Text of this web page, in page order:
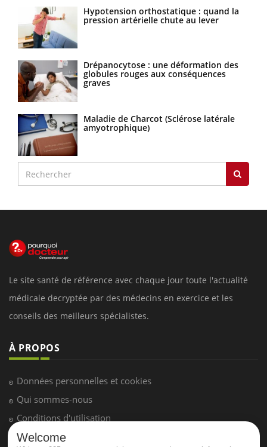
Hypotension orthostatique : quand la
pression artérielle chute au lever
Drépanocytose : une déformation des
globules rouges aux conséquences
graves
Maladie de Charcot (Sclérose latérale
amyotrophique)
Le site santé de référence avec chaque jour toute l'actualité
médicale decryptée par des médecins en exercice et les
conseils des meilleurs spécialistes.
À PROPOS
Données personnelles et cookies
Qui sommes-nous
Conditions d'utilisation
Plan du site
Welcome